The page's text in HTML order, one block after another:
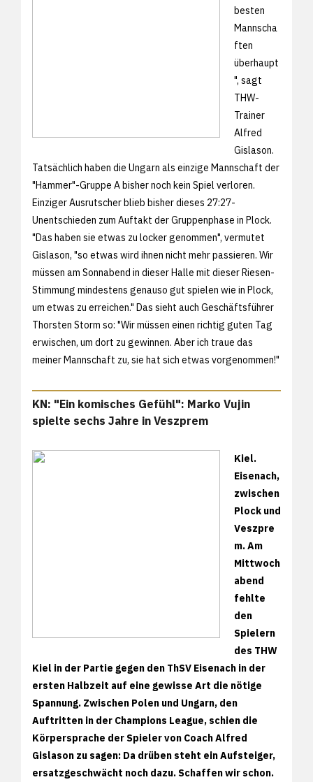
besten
Mannscha
ften
überhaupt
", sagt
THW-
Trainer
Alfred
Gislason.
Tatsächlich haben die Ungarn als einzige Mannschaft der
"Hammer"-Gruppe A bisher noch kein Spiel verloren.
Einziger Ausrutscher blieb bisher dieses 27:27-
Unentschieden zum Auftakt der Gruppenphase in Plock.
"Das haben sie etwas zu locker genommen", vermutet
Gislason, "so etwas wird ihnen nicht mehr passieren. Wir
müssen am Sonnabend in dieser Halle mit dieser Riesen-
Stimmung mindestens genauso gut spielen wie in Plock,
um etwas zu erreichen." Das sieht auch Geschäftsführer
Thorsten Storm so: "Wir müssen einen richtig guten Tag
erwischen, um dort zu gewinnen. Aber ich traue das
meiner Mannschaft zu, sie hat sich etwas vorgenommen!"
KN: "Ein komisches Gefühl": Marko Vujin
spielte sechs Jahre in Veszprem
Kiel.
Eisenach,
zwischen
Plock und
Veszpre
m. Am
Mittwoch
abend
fehlte
den
Spielern
des THW
Kiel in der Partie gegen den ThSV Eisenach in der
ersten Halbzeit auf eine gewisse Art die nötige
Spannung. Zwischen Polen und Ungarn, den
Auftritten in der Champions League, schien die
Körpersprache der Spieler von Coach Alfred
Gislason zu sagen: Da drüben steht ein Aufsteiger,
ersatzgeschwächt noch dazu. Schaffen wir schon.